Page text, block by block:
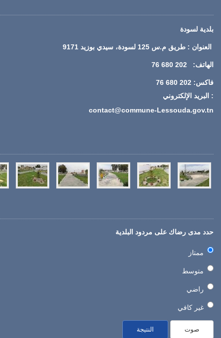
بلدية لسودة
العنوان : طريق م.س 125 لسودة، سيدي بوزيد 9171
الهاتف: 202 680 76
فاكس: 202 680 76
: البريد الإلكتروني
contact@commune-Lessouda.gov.tn
حدد مدى رضاك على مردود البلدية
ممتاز
متوسط
راضي
غير كافي